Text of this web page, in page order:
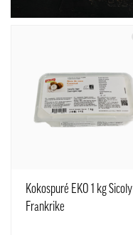
Kokospuré EKO 1 kg Sicoly
Frankrike